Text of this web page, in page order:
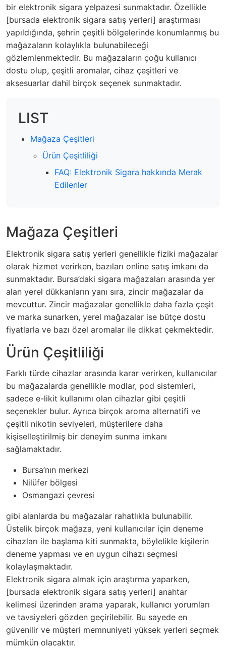
bir elektronik sigara yelpazesi sunmaktadır. Özellikle
[bursada elektronik sigara satış yerleri] araştırması
yapıldığında, şehrin çeşitli bölgelerinde konumlanmış bu
mağazaların kolaylıkla bulunabileceği
gözlemlenmektedir. Bu mağazaların çoğu kullanıcı
dostu olup, çeşitli aromalar, cihaz çeşitleri ve
aksesuarlar dahil birçok seçenek sunmaktadır.
LIST
Mağaza Çeşitleri
Ürün Çeşitliliği
FAQ: Elektronik Sigara hakkında Merak
Edilenler
Mağaza Çeşitleri
Elektronik sigara satış yerleri genellikle fiziki mağazalar
olarak hizmet verirken, bazıları online satış imkanı da
sunmaktadır. Bursa’daki sigara mağazaları arasında yer
alan yerel dükkanların yanı sıra, zincir mağazalar da
mevcuttur. Zincir mağazalar genellikle daha fazla çeşit
ve marka sunarken, yerel mağazalar ise bütçe dostu
fiyatlarla ve bazı özel aromalar ile dikkat çekmektedir.
Ürün Çeşitliliği
Farklı türde cihazlar arasında karar verirken, kullanıcılar
bu mağazalarda genellikle modlar, pod sistemleri,
sadece e-likit kullanımı olan cihazlar gibi çeşitli
seçenekler bulur. Ayrıca birçok aroma alternatifi ve
çeşitli nikotin seviyeleri, müşterilere daha
kişiselleştirilmiş bir deneyim sunma imkanı
sağlamaktadır.
Bursa’nın merkezi
Nilüfer bölgesi
Osmangazi çevresi
gibi alanlarda bu mağazalar rahatlıkla bulunabilir.
Üstelik birçok mağaza, yeni kullanıcılar için deneme
cihazları ile başlama kiti sunmakta, böylelikle kişilerin
deneme yapması ve en uygun cihazı seçmesi
kolaylaşmaktadır.
Elektronik sigara almak için araştırma yaparken,
[bursada elektronik sigara satış yerleri] anahtar
kelimesi üzerinden arama yaparak, kullanıcı yorumları
ve tavsiyeleri gözden geçirilebilir. Bu sayede en
güvenilir ve müşteri memnuniyeti yüksek yerleri seçmek
mümkün olacaktır.